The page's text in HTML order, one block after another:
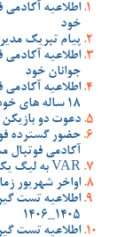
اطلاعیه
خود
پیام تبریک
اطلاعیه
جوانان خود
اطلاعیه
18 ساله های خود
دعوت دو
حضور گسترده
آکادمی فوتبال
VAR به لیگ یک می آید؟!
اواخر شهریور
اطلاعیه تست
1405_1406
اطلاعیه تست گیری